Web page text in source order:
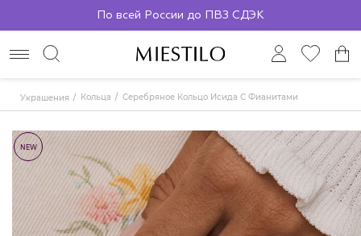
По всей России до ПВЗ СДЭК
Украшения Кольца Серебряное Кольцо Исида С Фианитами
NEW